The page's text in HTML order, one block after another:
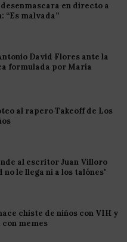
en directo a
“Es malvada”
David Flores ante la
formulada por María
al rapero Takeoff de Los
al escritor Juan Villoro
no le llega ni a los talónes"
chiste de niños con VIH y
memes